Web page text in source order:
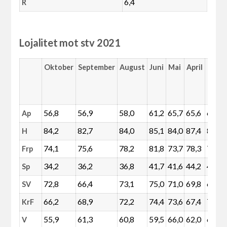
R
Lojalitet mot stv 2021
Oktober September August Juni Mai April
Ap 56,8 56,9 58,0 61,2 65,7 65,6 68,0
H 84,2 82,7 84,0 85,1 84,0 87,4 89,2
Frp 74,1 75,6 78,2 81,8 73,7 78,3 76,7
Sp 34,2 36,2 36,8 41,7 41,6 44,2 46,0
SV 72,8 66,4 73,1 75,0 71,0 69,8 65,8
KrF 66,2 68,9 72,2 74,4 73,6 67,4 71,6
V 55,9 61,3 60,8 59,5 66,0 62,0 63,7